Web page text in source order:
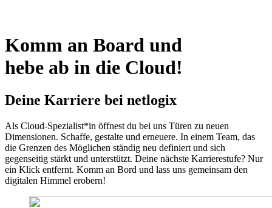
Komm an Board und
hebe ab in die Cloud!
Deine Karriere bei netlogix
Als Cloud-Spezialist*in öffnest du bei uns Türen zu neuen
Dimensionen. Schaffe, gestalte und erneuere. In einem Team, das
die Grenzen des Möglichen ständig neu definiert und sich
gegenseitig stärkt und unterstützt. Deine nächste Karrierestufe? Nur
ein Klick entfernt. Komm an Bord und lass uns gemeinsam den
digitalen Himmel erobern!